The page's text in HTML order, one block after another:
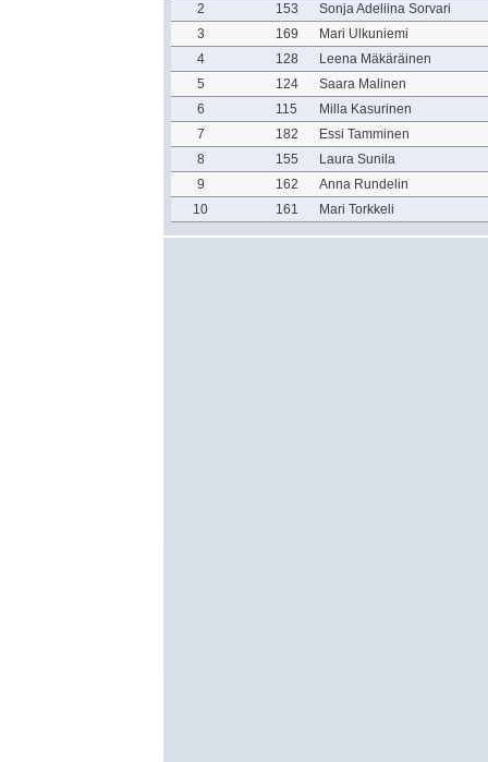
2
153
Sonja Adeliina Sorvari
3
169
Mari Ulkuniemi
4
128
Leena Mäkäräinen
5
124
Saara Malinen
6
115
Milla Kasurinen
7
182
Essi Tamminen
8
155
Laura Sunila
9
162
Anna Rundelin
10
161 Mari Torkkeli